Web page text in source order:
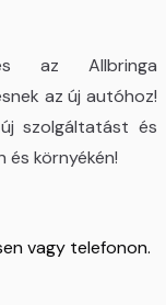
az Allbringa
az új autóhoz!
szolgáltatást és
és környékén!
vagy telefonon.